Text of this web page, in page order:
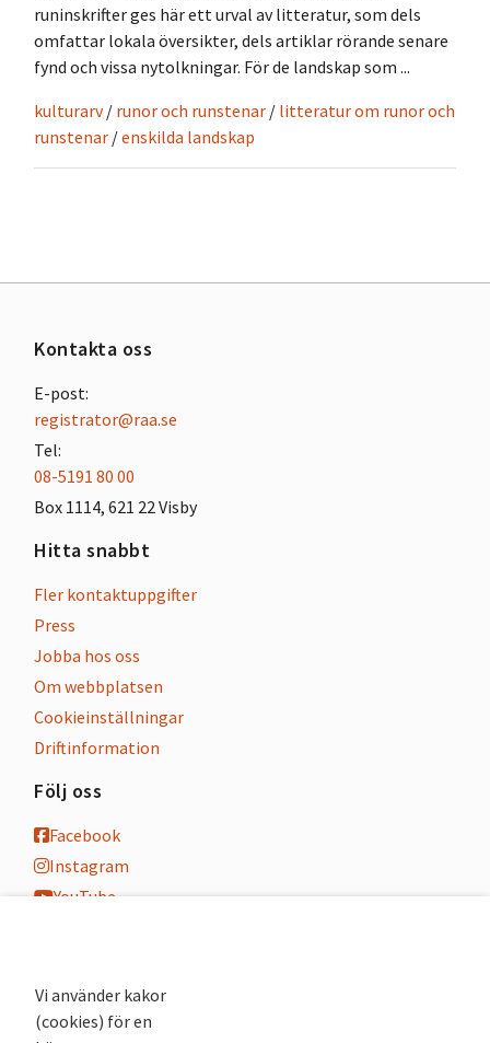
runinskrifter ges här ett urval av litteratur, som dels
omfattar lokala översikter, dels artiklar rörande senare
fynd och vissa nytolkningar. För de landskap som ...
kulturarv / runor och runstenar / litteratur om runor och
runstenar /enskilda landskap
Kontakta oss
E-post:
registrator@raa.se
Tel:
08-5191 80 00
Box 1114, 621 22 Visby
Hitta snabbt
Fler kontaktuppgifter
Press
Jobba hos oss
Om webbplatsen
Cookieinställningar
Driftinformation
Följ oss
Facebook
Instagram
YouTube
Nyhetsbrev
Andra webbplatser
Vi använder kakor
(cookies) för en